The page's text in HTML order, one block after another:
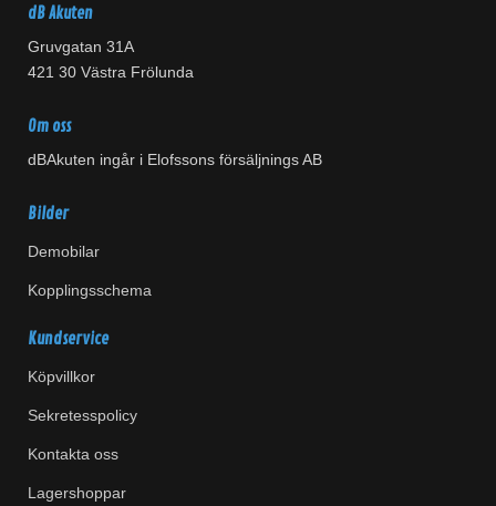
dB Akuten
Gruvgatan 31A
421 30 Västra Frölunda
Om oss
dBAkuten ingår i Elofssons försäljnings AB
Bilder
Demobilar
Kopplingsschema
Kundservice
Köpvillkor
Sekretesspolicy
Kontakta oss
Lagershoppar